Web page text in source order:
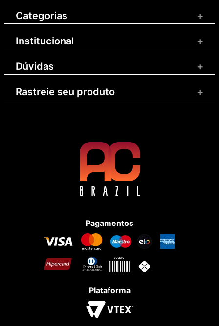
Categorias +
Institucional +
Dúvidas +
Rastreie seu produto +
Pagamentos
Plataforma